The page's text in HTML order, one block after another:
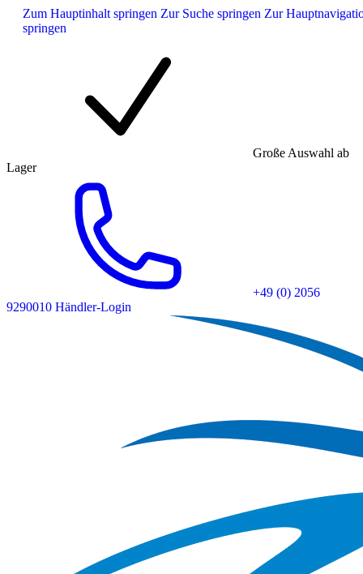
Zum Hauptinhalt springen Zur Suche springen Zur
springen
Große Auswahl ab
Lager
+49 (0) 2056
9290010 Händler-Login